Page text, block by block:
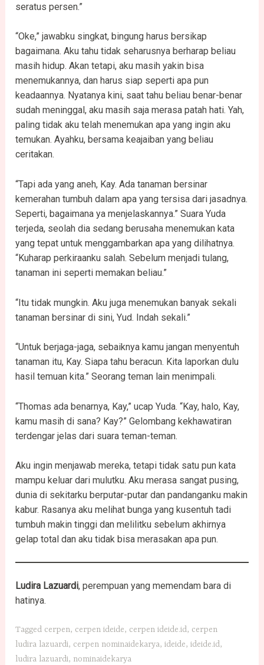
seratus persen.”
“Oke,” jawabku singkat, bingung harus bersikap
bagaimana. Aku tahu tidak seharusnya berharap beliau
masih hidup. Akan tetapi, aku masih yakin bisa
menemukannya, dan harus siap seperti apa pun
keadaannya. Nyatanya kini, saat tahu beliau benar-benar
sudah meninggal, aku masih saja merasa patah hati. Yah,
paling tidak aku telah menemukan apa yang ingin aku
temukan. Ayahku, bersama keajaiban yang beliau
ceritakan.
“Tapi ada yang aneh, Kay. Ada tanaman bersinar
kemerahan tumbuh dalam apa yang tersisa dari jasadnya.
Seperti, bagaimana ya menjelaskannya.” Suara Yuda
terjeda, seolah dia sedang berusaha menemukan kata
yang tepat untuk menggambarkan apa yang dilihatnya.
“Kuharap perkiraanku salah. Sebelum menjadi tulang,
tanaman ini seperti memakan beliau.”
“Itu tidak mungkin. Aku juga menemukan banyak sekali
tanaman bersinar di sini, Yud. Indah sekali.”
“Untuk berjaga-jaga, sebaiknya kamu jangan menyentuh
tanaman itu, Kay. Siapa tahu beracun. Kita laporkan dulu
hasil temuan kita.” Seorang teman lain menimpali.
“Thomas ada benarnya, Kay,” ucap Yuda. “Kay, halo, Kay,
kamu masih di sana? Kay?” Gelombang kekhawatiran
terdengar jelas dari suara teman-teman.
Aku ingin menjawab mereka, tetapi tidak satu pun kata
mampu keluar dari mulutku. Aku merasa sangat pusing,
dunia di sekitarku berputar-putar dan pandanganku makin
kabur. Rasanya aku melihat bunga yang kusentuh tadi
tumbuh makin tinggi dan melilitku sebelum akhirnya
gelap total dan aku tidak bisa merasakan apa pun.
Ludira Lazuardi, perempuan yang memendam bara di
hatinya.
Tagged cerpen, cerpen ideide, cerpen ideide.id, cerpen
ludira lazuardi, cerpen nominaidekarya,ideide,ideide.id,
ludira lazuardi, nominaidekarya